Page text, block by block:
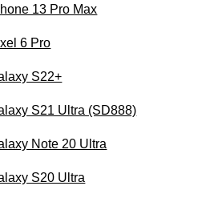
13 Pro Max
6 Pro
S22+
S21 Ultra (SD888)
Note 20 Ultra
S20 Ultra